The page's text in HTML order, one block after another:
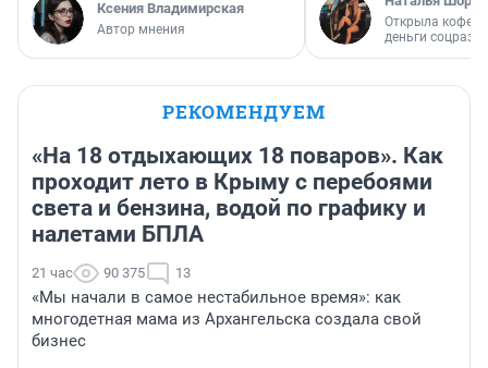
Ксения Владимирская
Автор мнения
Открыла
деньги
РЕКОМЕНДУЕМ
«На 18 отдыхающих 18 поваров». Как
проходит лето в Крыму с перебоями
света и бензина, водой по графику и
налетами БПЛА
21 час 90 375 13
«Мы начали в самое нестабильное время»: как
многодетная мама из Архангельска создала свой
бизнес